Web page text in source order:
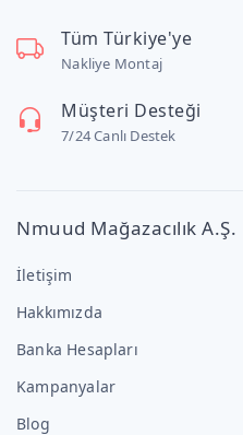
Tüm Türkiye'ye
Nakliye Montaj
Müşteri Desteği
7/24 Canlı Destek
Nmuud Mağazacılık A.Ş.
İletişim
Hakkımızda
Banka Hesapları
Kampanyalar
Blog